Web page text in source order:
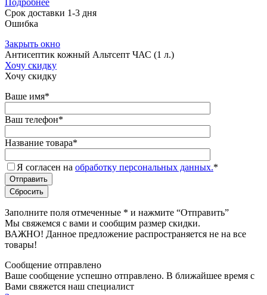
Подробнее
Срок доставки 1-3 дня
Ошибка
Закрыть окно
Антисептик кожный Альтсепт ЧАС (1 л.)
Хочу скидку
Хочу скидку
Ваше имя*
Ваш телефон*
Название товара*
Я согласен на обработку персональных данных.*
Заполните поля отмеченные * и нажмите “Отправить”
Мы свяжемся с вами и сообщим размер скидки.
ВАЖНО! Данное предложение распространяется не на все
товары!
Сообщение отправлено
Ваше сообщение успешно отправлено. В ближайшее время с
Вами свяжется наш специалист